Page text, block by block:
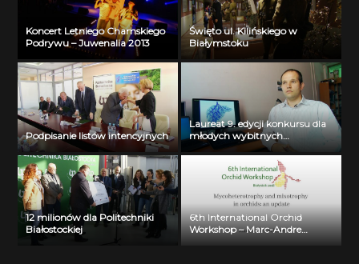
Koncert Letniego Chamskiego
Podrywu – Juwenalia 2013
Święto ul. Kilińskiego w
Białymstoku
Podpisanie listów intencyjnych
Laureat 9. edycji konkursu dla
młodych wybitnych
naukowców- dr inż. Krzysztof
12 milionów dla Politechniki
Białostockiej
6th International Orchid
Workshop – Marc-Andre
Selosse